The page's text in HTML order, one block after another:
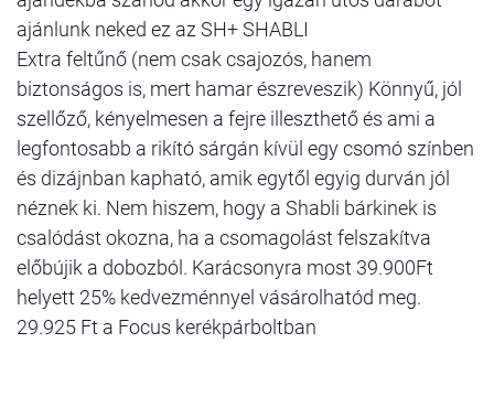
ajánlunk neked ez az SH+ SHABLI
Extra feltűnő (nem csak csajozós, hanem
biztonságos is, mert hamar észreveszik) Könnyű, jól
szellőző, kényelmesen a fejre illeszthető és ami a
legfontosabb a rikító sárgán kívül egy csomó színben
és dizájnban kapható, amik egytől egyig durván jól
néznek ki. Nem hiszem, hogy a Shabli bárkinek is
csalódást okozna, ha a csomagolást felszakítva
előbújik a dobozból. Karácsonyra most 39.900Ft
helyett 25% kedvezménnyel vásárolhatód meg.
29.925 Ft a Focus kerékpárboltban